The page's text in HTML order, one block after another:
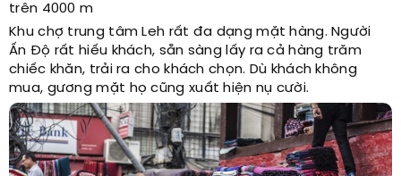
Khu chợ trung tâm Leh rất đa dạng mặt hàng. Người
Ấn Độ rất hiếu khách, sẵn sàng lấy ra cả hàng trăm
chiếc khăn, trải ra cho khách chọn. Dù khách không
mua, gương mặt họ cũng xuất hiện nụ cười.